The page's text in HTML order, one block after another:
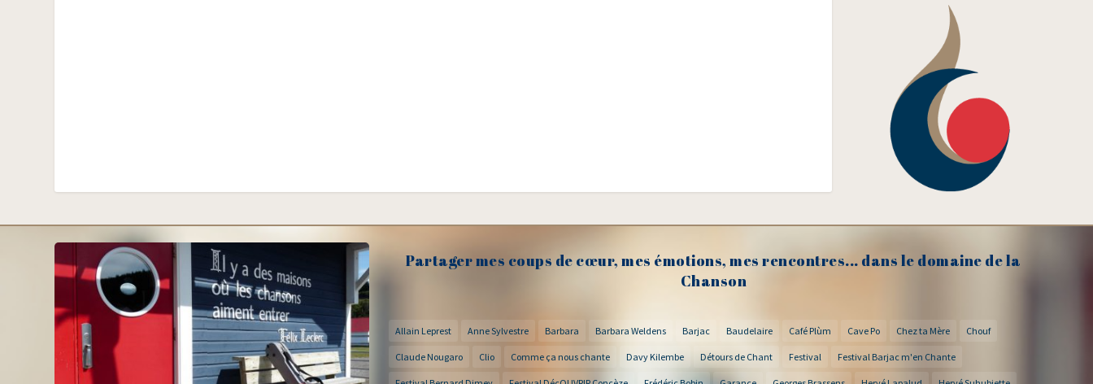
Partager mes coups de cœur, mes émotions, mes rencontres... dans le domaine de la
Chanson
Allain Leprest Anne Sylvestre Barbara Barbara Weldens Barjac Baudelaire Café Plùm Cave Po Chez ta Mère Chouf
Claude Nougaro Clio Comme ça nous chante Davy Kilembe Détours de Chant Festival Festival Barjac m'en Chante